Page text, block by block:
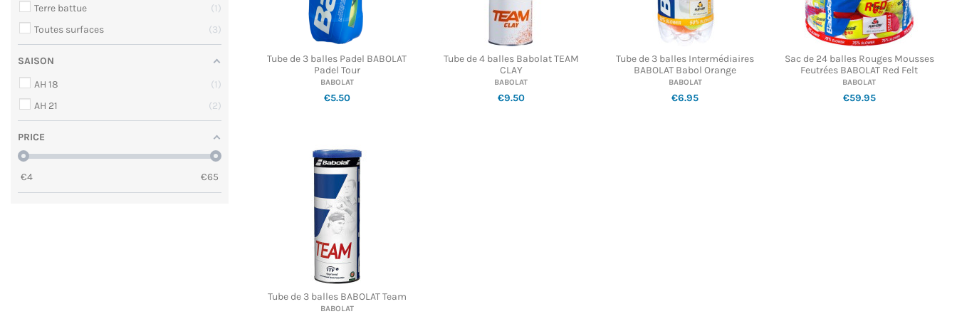
Tube de 3 balles Padel BABOLAT
Padel Tour
BABOLAT
€5.50
Tube de 4 balles Babolat TEAM
CLAY
BABOLAT
€9.50
Tube de 3 balles Intermédiaires
BABOLAT Babol Orange
BABOLAT
€6.95
Sac de 24 balles Rouges Mousses
Feutrées BABOLAT Red Felt
BABOLAT
€59.95
Tube de 3 balles BABOLAT Team
BABOLAT
Terre battue
1
Toutes surfaces
3
SAISON
AH 18
1
AH 21
2
PRICE
€4 €65